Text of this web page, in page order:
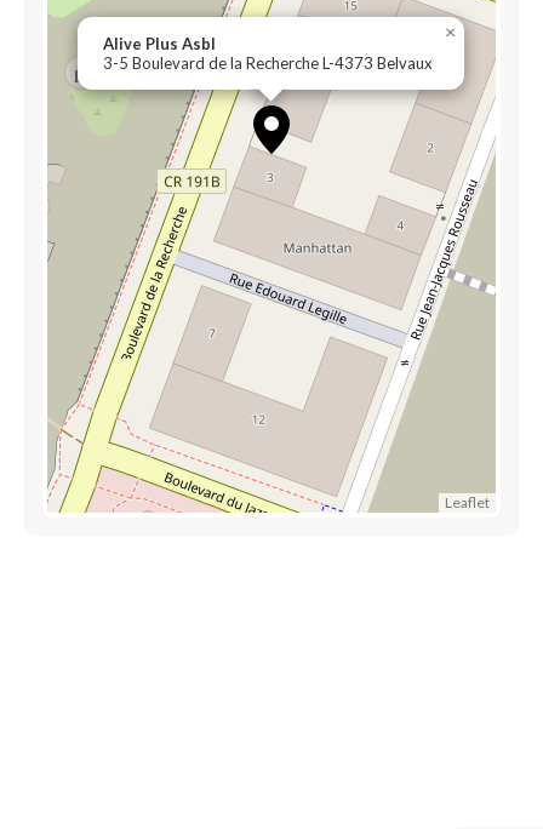
Alive Plus Asbl
3-5 Boulevard de la Recherche L-4373 Belvaux
×
Leaflet